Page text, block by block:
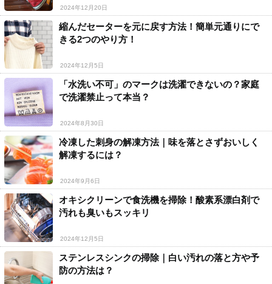
2024年12月20日
縮んだセーターを元に戻す方法！簡単元通りにで
きる2つのやり方！
2024年12月5日
「水洗い不可」のマークは洗濯できないの？家庭
で洗濯禁止って本当？
2024年8月30日
冷凍した刺身の解凍方法｜味を落とさずおいしく
解凍するには？
2024年9月6日
オキシクリーンで食洗機を掃除！酸素系漂白剤で
汚れも臭いもスッキリ
2024年12月5日
ステンレスシンクの掃除｜白い汚れの落と方や予
防の方法は？